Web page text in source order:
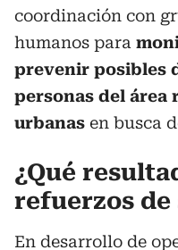
coordinación con
humanos para
prevenir posibles
personas del área
urbanas en busca
¿Qué
refuerzos de
En desarrollo de